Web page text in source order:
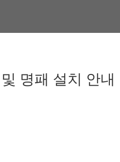
명패 설치 안내